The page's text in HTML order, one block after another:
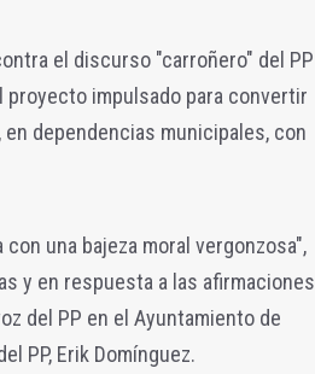
el discurso "carroñero" del PP
impulsado para convertir
dependencias municipales, con
una bajeza moral vergonzosa",
y en respuesta a las afirmaciones
del PP en el Ayuntamiento de
PP, Erik Domínguez.